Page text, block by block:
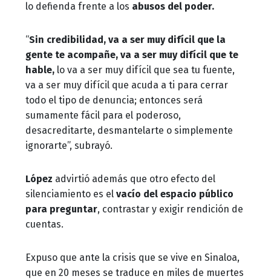
lo defienda frente a los abusos del poder.
“Sin credibilidad, va a ser muy difícil que la
gente te acompañe, va a ser muy difícil que te
hable, lo va a ser muy difícil que sea tu fuente,
va a ser muy difícil que acuda a ti para cerrar
todo el tipo de denuncia; entonces será
sumamente fácil para el poderoso,
desacreditarte, desmantelarte o simplemente
ignorarte”, subrayó.
López advirtió además que otro efecto del
silenciamiento es el vacío del espacio público
para preguntar, contrastar y exigir rendición de
cuentas.
Expuso que ante la crisis que se vive en Sinaloa,
que en 20 meses se traduce en miles de muertes